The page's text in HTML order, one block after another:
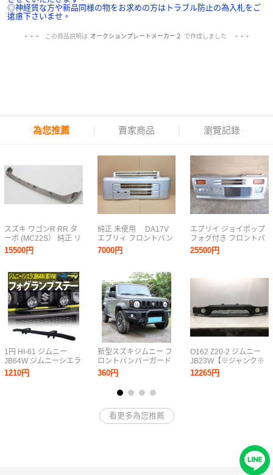
◎神経質な方や新品同様の物をお求めの方はトラブル防止の為入札をご
遠慮下さいませ。
+ + + この商品説明は オークションプレートメーカー２
で作成しました + + +
為您推薦 賣家商品 瀏覽記錄
スズキ ワゴンR RR タ
ーボ (MC22S） 純正 リ
ップスポイラー クー
ルベージュメタリック
15500円
1円 HI-61 ジムニー
JB64W ジムニーシエラ
JB74W フォグランプス
テー フォグランプブラ
1210円
純正 未使用 DA17V
エブリィ フロントバン
パー 71711-64P0 シル
バー EVERY
7000円
新型スズキジムニー フ
ロントバンパーガード
JB64 JB74 フロントバ
ンパー グリルガード ス
チール 専用設計 外装パ
ーツ ノードリル ブラッ
ク
360円
エブリイ ジョイポップ
フォグ付き フロントバ
ンパー DE51V 1994年
26U 67 RTK671519SZ
25500円
O162 Z20-2 ジムニー
JB23W【※ジャンク※
社外 フロントバンパー
メーカー? ブラック系
12265円
看更多為您推薦